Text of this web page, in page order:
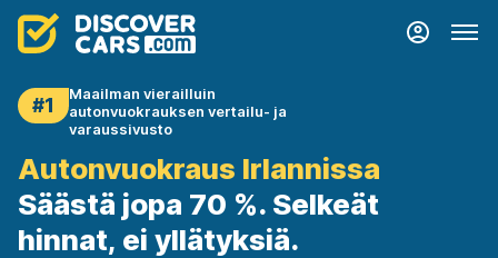
#1
Maailman vierailluin
autonvuokrauksen vertailu- ja
varaussivusto
Autonvuokraus Irlannissa
Säästä jopa 70 %. Selkeät
hinnat, ei yllätyksiä.